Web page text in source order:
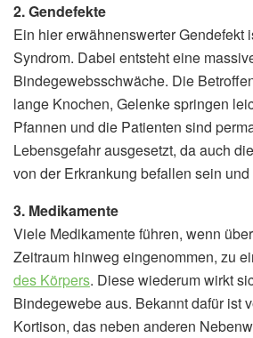
2. Gendefekte
Ein hier erwähnenswerter Gendefekt
Syndrom. Dabei entsteht eine
Bindegewebsschwäche. Die
lange Knochen, Gelenke springen
Pfannen und die Patienten sind
Lebensgefahr ausgesetzt, da auch
von der Erkrankung befallen sein
3. Medikamente
Viele Medikamente führen, wenn
Zeitraum hinweg eingenommen, zu
des Körpers. Diese wiederum wirkt
Bindegewebe aus. Bekannt dafür ist
Kortison, das neben anderen